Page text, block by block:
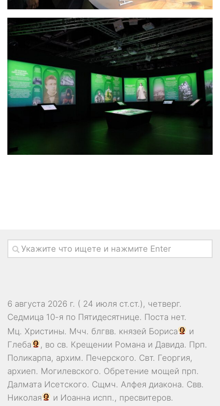
6 августа 2026 г. ( 24 июля ст.ст.), четверг.
Седмица 10-я по Пятидесятнице. Поста нет.
Мц. Христины. Мчч. блгвв. князей Бориса
и
Глеба
, во св. Крещении Романа и Давида. Прп.
Поликарпа, архим. Печерского. Свт. Георгия,
архиеп. Могилевского. Обретение мощей прп.
Далмата Исетского. Сщмч. Алфея диакона. Свв.
Николая
и Иоанна испп., пресвитеров.